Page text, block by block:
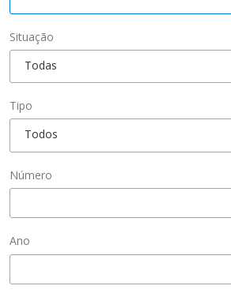
Situação
Todas
Tipo
Todos
Número
Ano